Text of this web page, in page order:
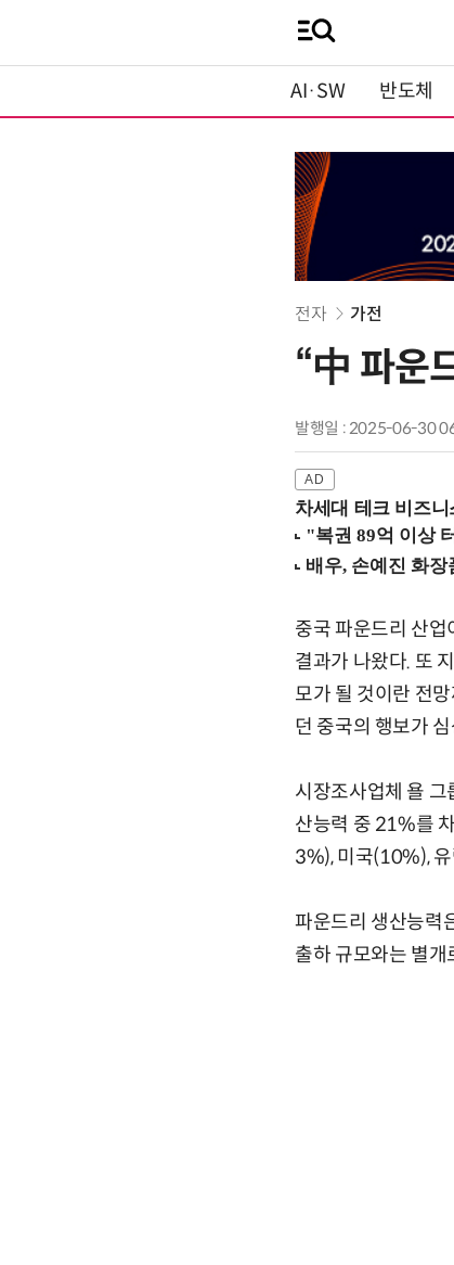
AI·SW 반도체
전자 가전
“中 파운
발행일 : 2025-06-30
차세대 테크 비즈
중국 파운드리 산
결과가 나왔다. 또
모가 될 것이란 전
던 중국의 행보가
시장조사업체 욜
산능력 중 21%를
3%), 미국(10%),
파운드리 생산능력
출하 규모와는 별